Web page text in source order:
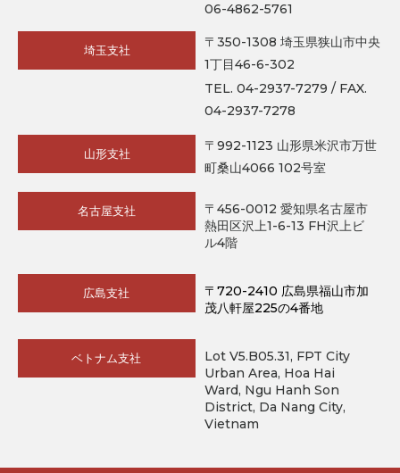
06-4862-5761
埼玉支社
〒350-1308 埼玉県狭山市中央
1丁目46-6-302
TEL. 04-2937-7279 / FAX.
04-2937-7278
山形支社
〒992-1123 山形県米沢市万世
町桑山4066 102号室
名古屋支社
〒456-0012 愛知県名古屋市
熱田区沢上1-6-13 FH沢上ビ
ル4階
広島支社
〒720-2410 広島県福山市加
茂八軒屋225の4番地
ベトナム支社
Lot V5.B05.31, FPT City
Urban Area, Hoa Hai
Ward, Ngu Hanh Son
District, Da Nang City,
Vietnam